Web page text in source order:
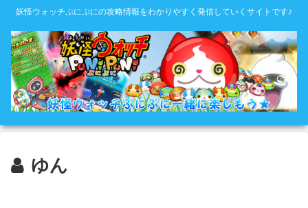
妖怪ウォッチぷにぷにの攻略情報をわかりやすく発信していくサイトです♪
ゆん